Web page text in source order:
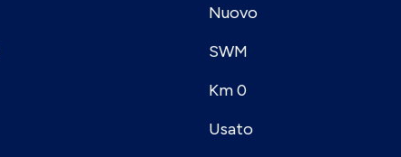
Nuovo
SWM
Km 0
Usato